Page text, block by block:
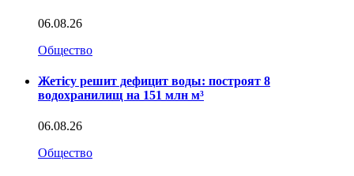
06.08.26
Общество
Жетісу решит дефицит воды: построят 8
водохранилищ на 151 млн м³
06.08.26
Общество